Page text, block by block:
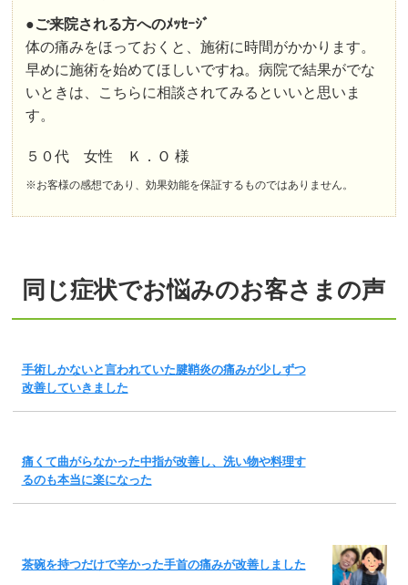
●ご来院される方へのﾒｯｾｰｼﾞ
体の痛みをほっておくと、施術に時間がかかります。
早めに施術を始めてほしいですね。病院で結果がでな
いときは、こちらに相談されてみるといいと思いま
す。
５０代 女性 Ｋ．Ｏ 様
※お客様の感想であり、効果効能を保証するものではありません。
同じ症状でお悩みのお客さまの声
手術しかないと言われていた腱鞘炎の痛みが少しずつ
改善していきました
痛くて曲がらなかった中指が改善し、洗い物や料理す
るのも本当に楽になった
茶碗を持つだけで辛かった手首の痛みが改善しました